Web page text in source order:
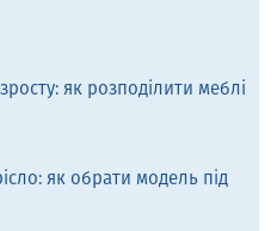
як розподілити меблі
як обрати модель під